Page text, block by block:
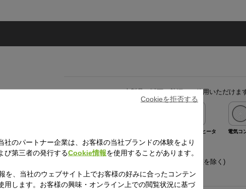
めるドイ
いをもたら
た天然鉱石
高いクラフ
本製品は以下の熱源でご使用いただけま
IHクッキングヒータ 電気コ
※食器洗浄機使用可
※オーブン使用可(ガラス蓋を除く)
※電子レンジ不可
社のパートナー企業は、お客様の当社ブランドの体験をより
び第三者の発行するCookie情報を使用することがあります。
を、当社のウェブサイト上でお客様の好みに合ったコンテン
用します。お客様の興味・オンライン上での閲覧状況に基づ
Cookieを拒否する